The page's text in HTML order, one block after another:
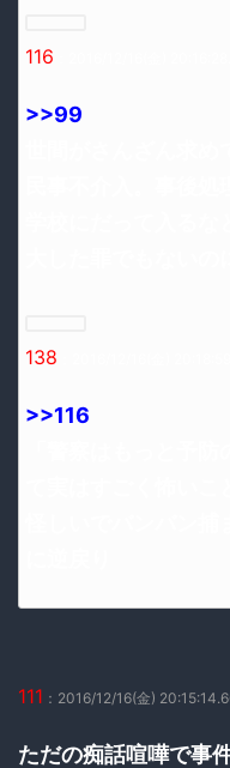
116
>>99
138
>>116
111 ：2016/12/16(金)
ただの痴話喧嘩で事